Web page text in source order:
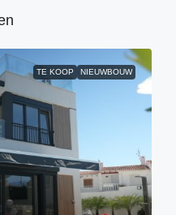
TE KOOP NIEUWBOUW